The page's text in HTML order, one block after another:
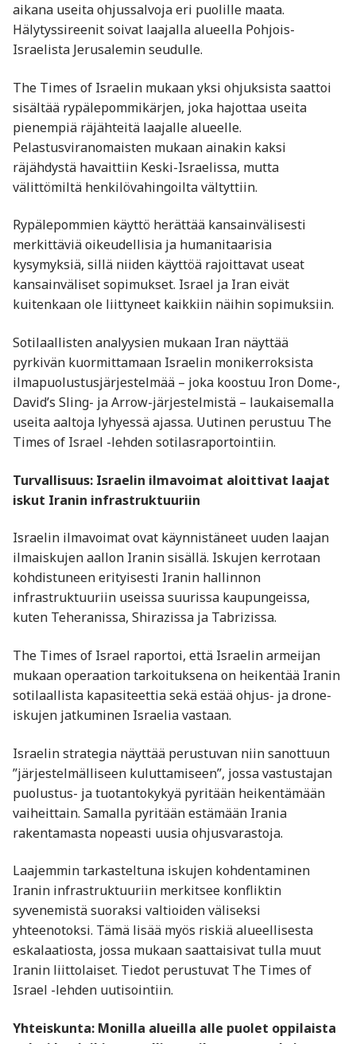
aikana useita ohjussalvoja eri puolille maata.
Hälytyssireenit soivat laajalla alueella Pohjois-
Israelista Jerusalemin seudulle.
The Times of Israelin mukaan yksi ohjuksista saattoi
sisältää rypälepommikärjen, joka hajottaa useita
pienempiä räjähteitä laajalle alueelle.
Pelastusviranomaisten mukaan ainakin kaksi
räjähdystä havaittiin Keski-Israelissa, mutta
välittömiltä henkilövahingoilta vältyttiin.
Rypälepommien käyttö herättää kansainvälisesti
merkittäviä oikeudellisia ja humanitaarisia
kysymyksiä, sillä niiden käyttöä rajoittavat useat
kansainväliset sopimukset. Israel ja Iran eivät
kuitenkaan ole liittyneet kaikkiin näihin sopimuksiin.
Sotilaallisten analyysien mukaan Iran näyttää
pyrkivän kuormittamaan Israelin monikerroksista
ilmapuolustusjärjestelmää – joka koostuu Iron Dome-,
David’s Sling- ja Arrow-järjestelmistä – laukaisemalla
useita aaltoja lyhyessä ajassa. Uutinen perustuu The
Times of Israel -lehden sotilasraportointiin.
Turvallisuus: Israelin ilmavoimat aloittivat laajat
iskut Iranin infrastruktuuriin
Israelin ilmavoimat ovat käynnistäneet uuden laajan
ilmaiskujen aallon Iranin sisällä. Iskujen kerrotaan
kohdistuneen erityisesti Iranin hallinnon
infrastruktuuriin useissa suurissa kaupungeissa,
kuten Teheranissa, Shirazissa ja Tabrizissa.
The Times of Israel raportoi, että Israelin armeijan
mukaan operaation tarkoituksena on heikentää Iranin
sotilaallista kapasiteettia sekä estää ohjus- ja drone-
iskujen jatkuminen Israelia vastaan.
Israelin strategia näyttää perustuvan niin sanottuun
”järjestelmälliseen kuluttamiseen”, jossa vastustajan
puolustus- ja tuotantokykyä pyritään heikentämään
vaiheittain. Samalla pyritään estämään Irania
rakentamasta nopeasti uusia ohjusvarastoja.
Laajemmin tarkasteltuna iskujen kohdentaminen
Iranin infrastruktuuriin merkitsee konfliktin
syvenemistä suoraksi valtioiden väliseksi
yhteenotoksi. Tämä lisää myös riskiä alueellisesta
eskalaatiosta, jossa mukaan saattaisivat tulla muut
Iranin liittolaiset. Tiedot perustuvat The Times of
Israel -lehden uutisointiin.
Yhteiskunta: Monilla alueilla alle puolet oppilaista